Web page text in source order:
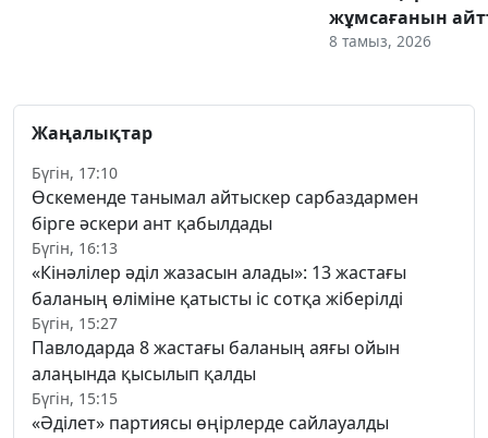
жұмсағанын
8 тамыз, 2026
Жаңалықтар
Бүгін, 17:10
Өскеменде танымал айтыскер сарбаздармен
бірге әскери ант қабылдады
Бүгін, 16:13
«Кінәлілер әділ жазасын алады»: 13 жастағы
баланың өліміне қатысты іс сотқа жіберілді
Бүгін, 15:27
Павлодарда 8 жастағы баланың аяғы ойын
алаңында қысылып қалды
Бүгін, 15:15
«Әділет» партиясы өңірлерде сайлауалды